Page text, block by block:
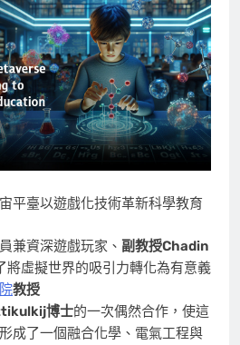
平臺以遊戲化技術革新科學教育
兼資深遊戲玩家、 副教授Chadin
將虛擬世界的吸引力轉化為有意義
教授
博士的一次偶然合作，使這
成了一個融合化學、電氣工程與